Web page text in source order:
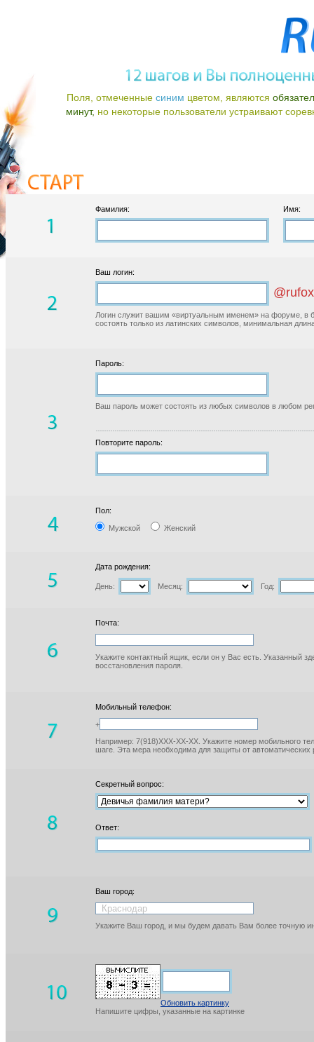
Поля, отмеченные синим цветом, являются
минут, но некоторые пользователи устраивают
Фамилия: Имя:
Ваш логин:
Логин служит вашим «виртуальным именем» на форуме, в
состоять только из латинских символов, минимальная
Пароль:
Ваш пароль может состоять из любых символов в любом
Повторите пароль:
Пол:
Мужской Женский
Дата рождения:
День: Месяц: Год:
Почта:
Укажите контактный ящик, если он у Вас есть. Указанный
восстановления пароля.
Мобильный телефон:
+
Например: 7(918)XXX-XX-XX. Укажите номер мобильного
шаге. Эта мера необходима для защиты от автоматических
Секретный вопрос:
Ответ:
Ваш город:
Укажите Ваш город, и мы будем давать Вам более точную
Обновить картинку
Напишите цифры, указанные на картинке